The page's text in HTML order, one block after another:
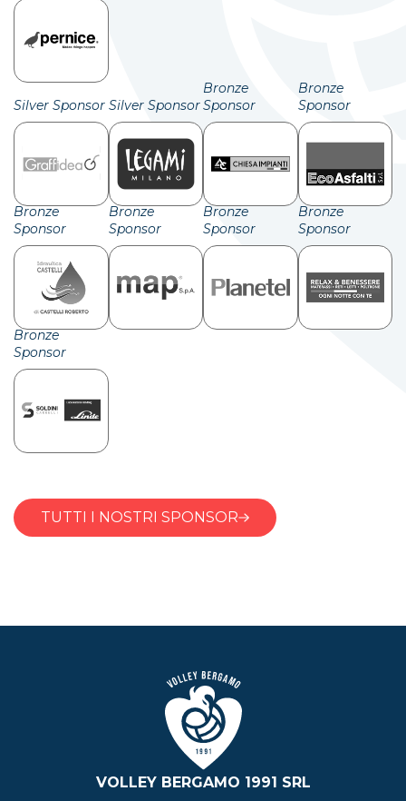
Silver Sponsor Silver Sponsor
Bronze
Sponsor
Bronze
Sponsor
Bronze
Sponsor
Bronze
Sponsor
Bronze
Sponsor
Bronze
Sponsor
Bronze
Sponsor
TUTTI I NOSTRI SPONSOR
VOLLEY BERGAMO 1991 SRL